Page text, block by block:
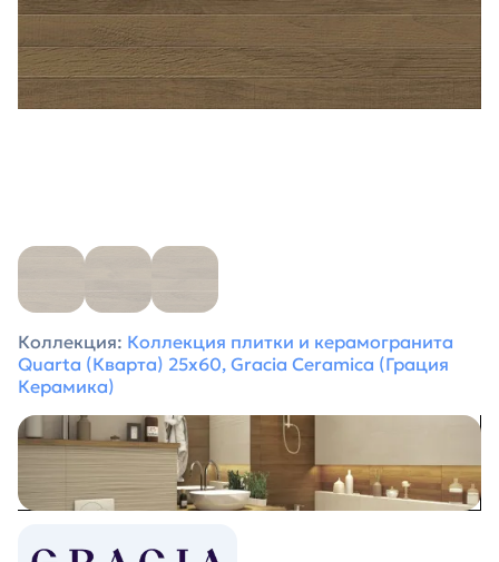
Коллекция: Коллекция плитки и керамогранита
Quarta (Кварта) 25х60, Gracia Ceramica (Грация
Керамика)